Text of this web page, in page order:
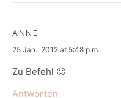
ANNE
says:
25 Jan., 2012 at 5:48 p.m.
Zu Befehl 🙂
Antworten